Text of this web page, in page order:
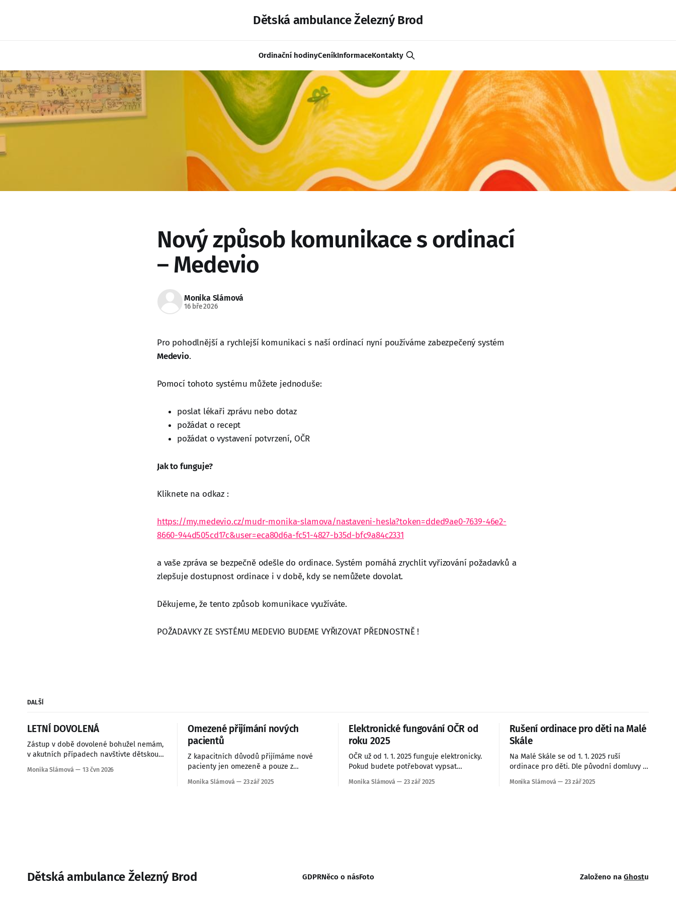
Dětská ambulance Železný Brod
Ordinační hodinyCeníkInformaceKontakty
Nový způsob komunikace s ordinací
– Medevio
Monika Slámová
16 bře 2026
Pro pohodlnější a rychlejší komunikaci s naší ordinací nyní používáme zabezpečený systém
Medevio.
Pomocí tohoto systému můžete jednoduše:
poslat lékaři zprávu nebo dotaz
požádat o recept
požádat o vystavení potvrzení, OČR
Jak to funguje?
Kliknete na odkaz :
https://my.medevio.cz/mudr-monika-slamova/nastaveni-hesla?token=dded9ae0-7639-46e2-
8660-944d505cd17c&user=eca80d6a-fc51-4827-b35d-bfc9a84c2331
a vaše zpráva se bezpečně odešle do ordinace. Systém pomáhá zrychlit vyřizování požadavků a
zlepšuje dostupnost ordinace i v době, kdy se nemůžete dovolat.
Děkujeme, že tento způsob komunikace využíváte.
POŽADAVKY ZE SYSTÉMU MEDEVIO BUDEME VYŘIZOVAT PŘEDNOSTNĚ !
DALŠÍ
LETNÍ DOVOLENÁ
Zástup v době dovolené bohužel nemám,
v akutních případech navštivte dětskou
budeme vyřizovat zpětně, požadavky
Monika Slámová 13 čvn 2026
Omezené přijímání nových
pacientů
Z kapacitních důvodů přijímáme nové
pacienty jen omezeně a pouze z
Monika Slámová 23 zář 2025
Elektronické fungování OČR od
roku 2025
OČR už od 1. 1. 2025 funguje elektronicky.
Pokud budete potřebovat vypsat
zpětně to nepůjde. Dobrou zprávou je, že
Monika Slámová 23 zář 2025
Rušení ordinace pro děti na Malé
Skále
Na Malé Skále se od 1. 1. 2025 ruší
ordinace pro děti. Dle původní domluvy s
Daňkovskou jsme měly ordinovat v
Monika Slámová 23 zář 2025
Dětská ambulance Železný Brod GDPRNěco o násFoto Založeno naGhostu